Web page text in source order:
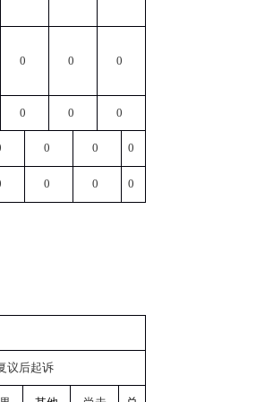
0 0 0
0 0 0
0 0 0
0 0 0
议后起诉